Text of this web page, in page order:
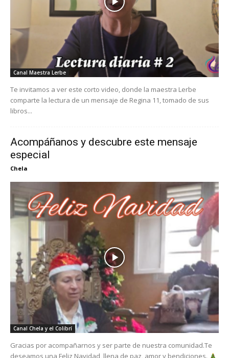
Canal Maestra Lerbe
Te invitamos a ver este corto video, donde la maestra Lerbe
comparte la lectura de un mensaje de Regina 11, tomado de sus
libros...
Acompáñanos y descubre este mensaje
especial
Chela
Canal Chela y el Colibrí
Gracias por acompañarnos y ser parte de nuestra comunidad.Te
deseamos una Feliz Navidad, llena de paz, amor y bendiciones.